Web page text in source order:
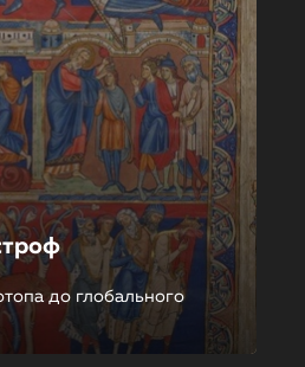
до глобального